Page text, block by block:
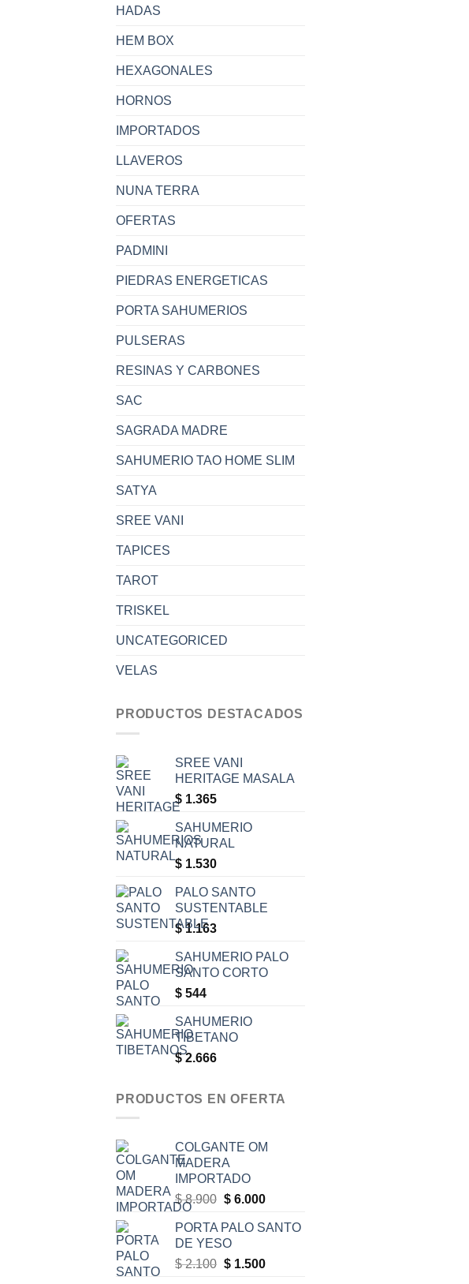
HADAS
HEM BOX
HEXAGONALES
HORNOS
IMPORTADOS
LLAVEROS
NUNA TERRA
OFERTAS
PADMINI
PIEDRAS ENERGETICAS
PORTA SAHUMERIOS
PULSERAS
RESINAS Y CARBONES
SAC
SAGRADA MADRE
SAHUMERIO TAO HOME SLIM
SATYA
SREE VANI
TAPICES
TAROT
TRISKEL
UNCATEGORICED
VELAS
PRODUCTOS DESTACADOS
SREE VANI
HERITAGE MASALA
$ 1.365
SAHUMERIO
NATURAL
$ 1.530
PALO SANTO
SUSTENTABLE
$1.163
SAHUMERIO PALO
SANTO CORTO
$ 544
SAHUMERIO
TIBETANO
$2.666
PRODUCTOS EN OFERTA
COLGANTE OM
MADERA
IMPORTADO
$8.900 Original
was:
$ 8.900.
$6.000Current
is:
PORTA PALO SANTO
DE YESO
$2.100 Original
$1.500Current